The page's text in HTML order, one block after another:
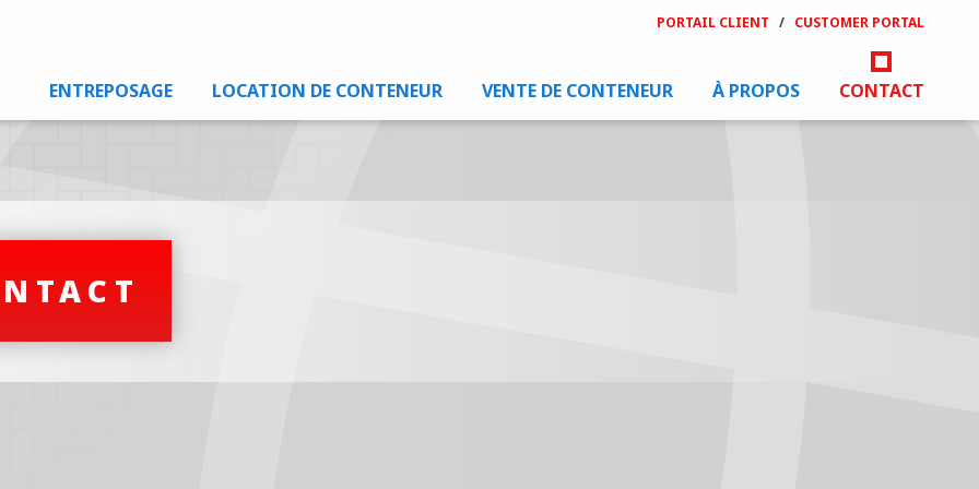
PORTAIL CLIENT / CUSTOMER PORTAL
ENTREPOSAGE LOCATION DE CONTENEUR VENTE DE CONTENEUR À PROPOS CONTACT